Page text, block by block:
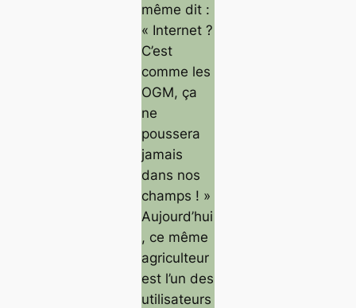
même dit :
« Internet ?
C’est
comme les
OGM, ça
ne
poussera
jamais
dans nos
champs ! »
Aujourd’hui
, ce même
agriculteur
est l’un des
utilisateurs